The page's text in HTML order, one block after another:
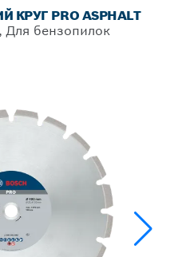
PRO ASPHALT
Для бензопилок